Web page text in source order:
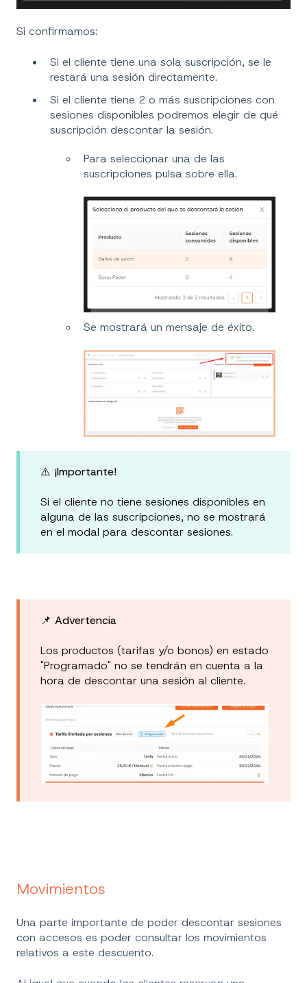
Si confirmamos:
Si el cliente tiene una sola suscripción, se le
restará una sesión directamente.
Si el cliente tiene 2 o más suscripciones con
sesiones disponibles podremos elegir de qué
suscripción descontar la sesión.
Para seleccionar una de las
suscripciones pulsa sobre ella.
Se mostrará un mensaje de éxito.
⚠️ ¡Importante!
Si el cliente no tiene sesiones disponibles en
alguna de las suscripciones, no se mostrará
en el modal para descontar sesiones.
📌 Advertencia
Los productos (tarifas y/o bonos) en estado
"Programado" no se tendrán en cuenta a la
hora de descontar una sesión al cliente.
Movimientos
Una parte importante de poder descontar sesiones
con accesos es poder consultar los movimientos
relativos a este descuento.